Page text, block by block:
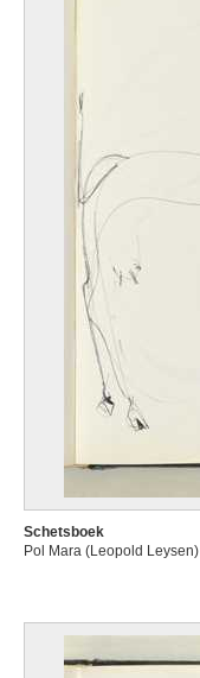
Schetsboek
Pol Mara (Leopold Leysen)